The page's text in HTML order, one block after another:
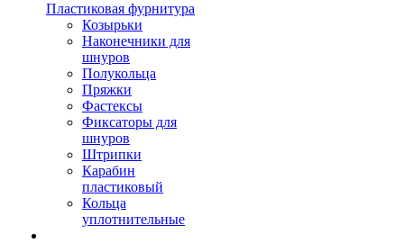
Пластиковая фурнитура
Козырьки
Наконечники для
шнуров
Полукольца
Пряжки
Фастексы
Фиксаторы для
шнуров
Штрипки
Карабин
пластиковый
Кольца
уплотнительные